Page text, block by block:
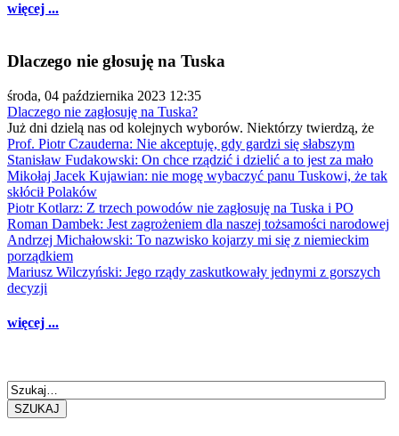
więcej ...
Dlaczego nie głosuję na Tuska
środa, 04 października 2023 12:35
Dlaczego nie zagłosuję na Tuska?
Już dni dzielą nas od kolejnych wyborów. Niektórzy twierdzą, że
Prof. Piotr Czauderna: Nie akceptuję, gdy gardzi się słabszym
Stanisław Fudakowski: On chce rządzić i dzielić a to jest za mało
Mikołaj Jacek Kujawian: nie mogę wybaczyć panu Tuskowi, że tak
skłócił Polaków
Piotr Kotlarz: Z trzech powodów nie zagłosuję na Tuska i PO
Roman Dambek: Jest zagrożeniem dla naszej tożsamości narodowej
Andrzej Michałowski: To nazwisko kojarzy mi się z niemieckim
porządkiem
Mariusz Wilczyński: Jego rządy zaskutkowały jednymi z gorszych
decyzji
więcej ...
SZUKAJ